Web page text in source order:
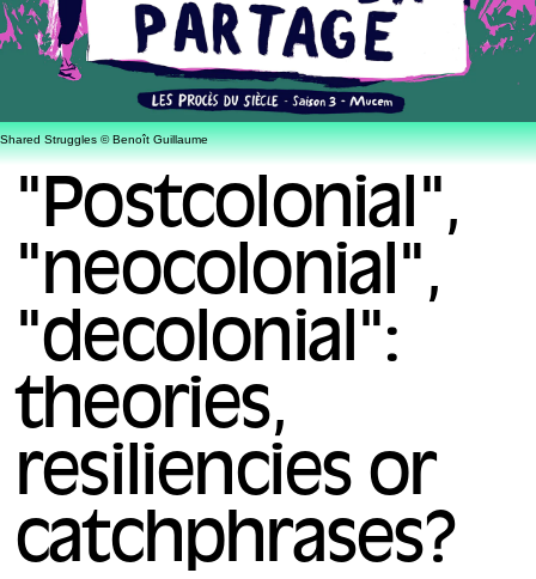
Shared Struggles © Benoît Guillaume
"Postcolonial",
"neocolonial",
"decolonial":
theories,
resiliencies or
catchphrases?